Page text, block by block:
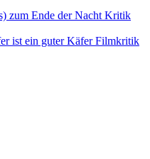
zum Ende der Nacht Kritik
ist ein guter Käfer Filmkritik